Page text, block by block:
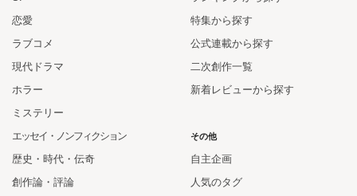
特集から探す
公式連載から探す
二次創作一覧
新着レビューから探す
恋愛
ラブコメ
現代ドラマ
ホラー
ミステリー
エッセイ・ノンフィクション
歴史・時代・伝奇
創作論・評論
その他
自主企画
人気のタグ